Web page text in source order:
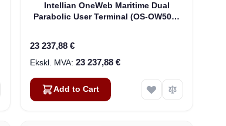
Intellian OneWeb Maritime Dual
Parabolic User Terminal (OS-OW50P-
23 237,88 €
23 237,88 €
Add to Cart